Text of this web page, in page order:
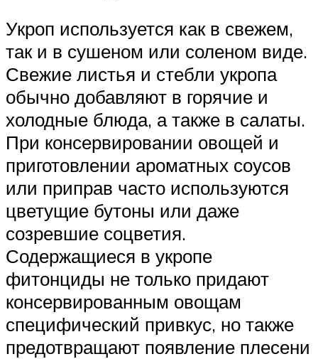
Укроп используется как в свежем,
так и в сушеном или соленом виде.
Свежие листья и стебли укропа
обычно добавляют в горячие и
холодные блюда, а также в салаты.
При консервировании овощей и
приготовлении ароматных соусов
или приправ часто используются
цветущие бутоны или даже
созревшие соцветия.
Содержащиеся в укропе
фитонциды не только придают
консервированным овощам
специфический привкус, но также
предотвращают появление плесени